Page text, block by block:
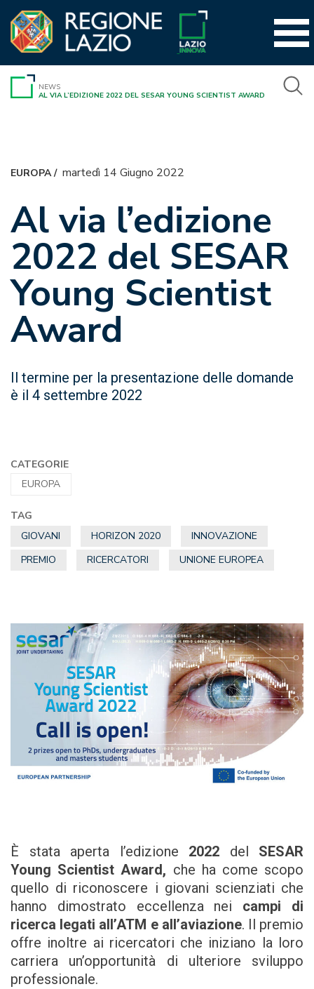
contenuto
NEWS
AL VIA L’EDIZIONE 2022 DEL SESAR YOUNG SCIENTIST AWARD
EUROPA/ martedì 14 Giugno 2022
Al via l’edizione
2022 del SESAR
Young Scientist
Award
Il termine per la presentazione delle domande
è il 4 settembre 2022
CATEGORIE
EUROPA
TAG
GIOVANI
HORIZON 2020
INNOVAZIONE
PREMIO
RICERCATORI UNIONE EUROPEA
È stata aperta l’edizione 2022 del SESAR
Young Scientist Award, che ha come scopo
quello di riconoscere i giovani scienziati che
hanno dimostrato eccellenza nei campi di
ricerca legati all’ATM e all’aviazione. Il premio
offre inoltre ai ricercatori che iniziano la loro
carriera un’opportunità di ulteriore sviluppo
professionale.